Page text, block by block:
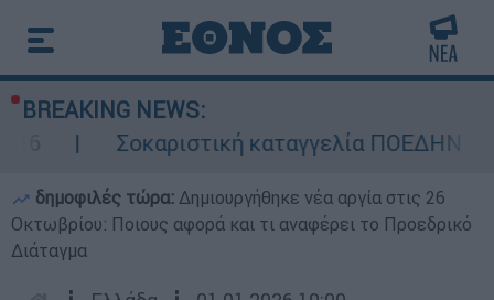
BREAKING NEWS:
Σοκαριστική καταγγελία ΠΟΕΔΗΝ για
δημοφιλές τώρα: Δημιουργήθηκε νέα αργία στις 26
Οκτωβρίου: Ποιους αφορά και τι αναφέρει το Προεδρικό
Διάταγμα